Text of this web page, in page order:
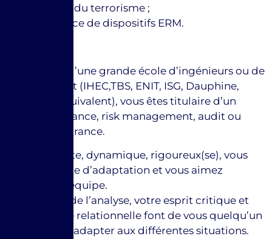
financement du terrorisme ;
+ Mise en place de dispositifs ERM.
Diplômé(e) d’une grande école d’ingénieurs ou de
management (IHEC,TBS, ENIT, ISG, Dauphine,
ESSEC ou équivalent), vous êtes titulaire d’un
Master en finance, risk management, audit ou
banque /assurance.
+ Enthousiaste, dynamique, rigoureux(se), vous
avez une force d’adaptation et vous aimez
travailler en équipe.
+ Votre sens de l’analyse, votre esprit critique et
votre aisance relationnelle font de vous quelqu’un
capable de s’adapter aux différentes situations.